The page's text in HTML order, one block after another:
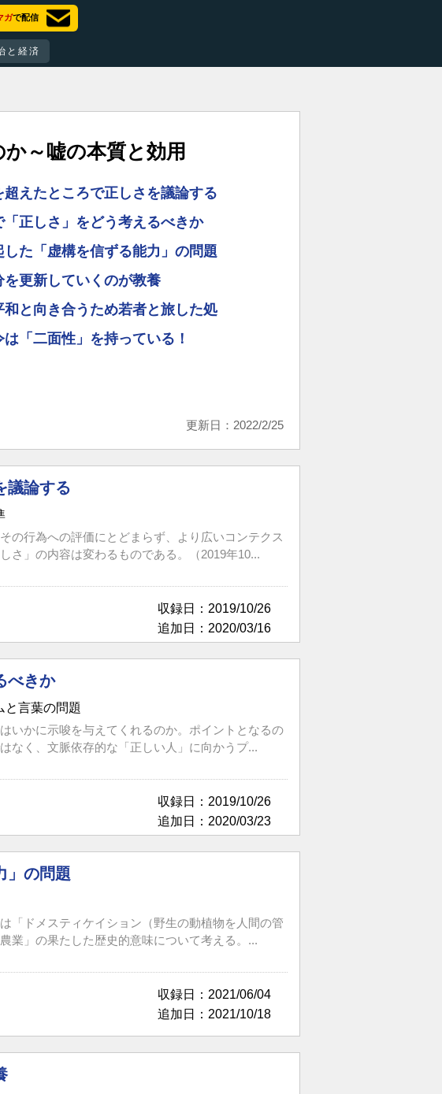
ガで配信
と経済
～嘘の本質と効用
えたところで正しさを議論する
正しさ」をどう考えるべきか
した「虚構を信ずる能力」の問題
更新していくのが教養
と向き合うため若者と旅した処
「二面性」を持っている！
更新日：2022/2/25
議論する
の行為への評価にとどまらず、より広いコンテクス
さ」の内容は変わるものである。（2019年10...
収録日：2019/10/26
追加日：2020/03/16
べきか
と言葉の問題
いかに示唆を与えてくれるのか。ポイントとなるの
なく、文脈依存的な「正しい人」に向かうプ...
収録日：2019/10/26
追加日：2020/03/23
」の問題
「ドメスティケイション（野生の動植物を人間の管
業」の果たした歴史的意味について考える。...
収録日：2021/06/04
追加日：2021/10/18